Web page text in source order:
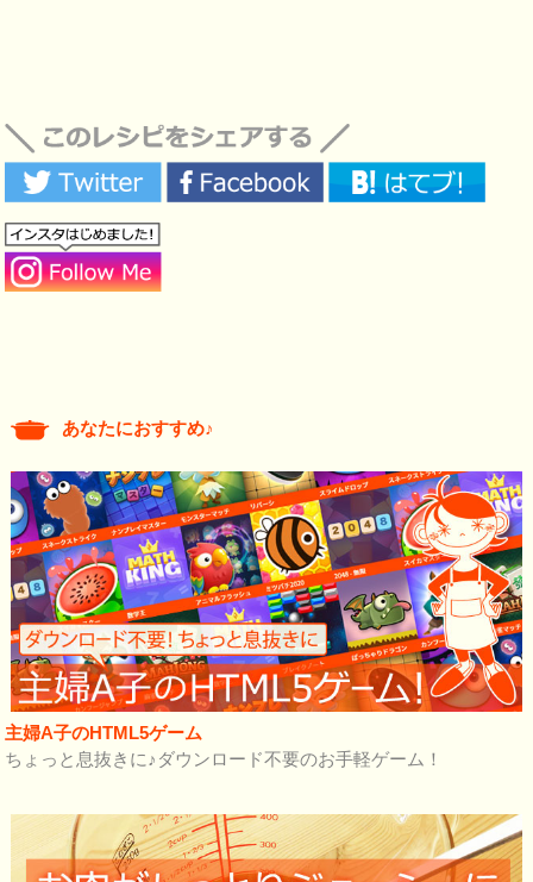
あなたにおすすめ♪
主婦A子のHTML5ゲーム
ちょっと息抜きに♪ダウンロード不要のお手軽ゲーム！